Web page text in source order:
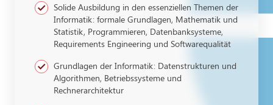
Solide Ausbildung in den essenziellen Themen der
Informatik: formale Grundlagen, Mathematik und
Statistik, Programmieren, Datenbanksysteme,
Requirements Engineering und Softwarequalität
Grundlagen der Informatik: Datenstrukturen und
Algorithmen, Betriebssysteme und
Rechnerarchitektur